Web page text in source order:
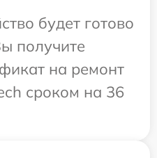
будет готово
получите
на ремонт
сроком на 36